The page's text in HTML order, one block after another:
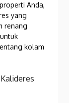
Anda,
yang
renang
kolam